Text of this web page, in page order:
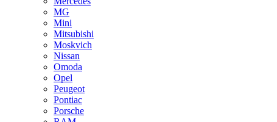
MG
Mini
Mitsubishi
Moskvich
Nissan
Omoda
Opel
Peugeot
Pontiac
Porsche